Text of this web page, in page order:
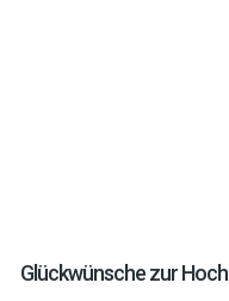
Glückwünsche zur